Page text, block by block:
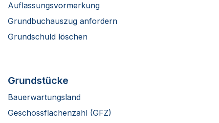
Auflassungsvormerkung
Grundbuchauszug anfordern
Grundschuld löschen
Grundstücke
Bauerwartungsland
Geschossflächenzahl (GFZ)